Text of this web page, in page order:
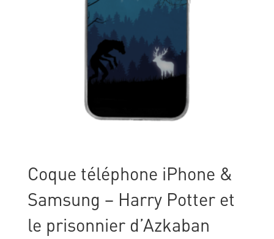
Coque téléphone iPhone &
Samsung – Harry Potter et
le prisonnier d’Azkaban